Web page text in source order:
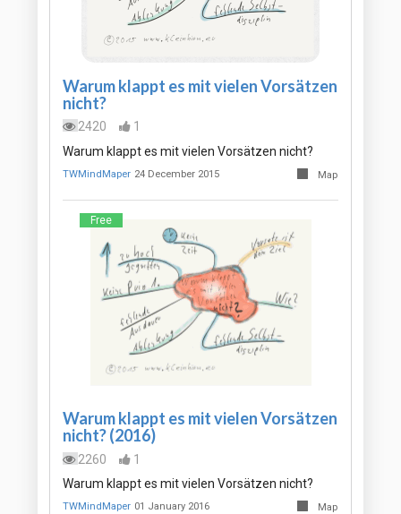
Warum klappt es mit vielen Vorsätzen
nicht?
2420
1
Warum klappt es mit vielen Vorsätzen nicht?
TWMindMaper 24 December 2015 Map
Free
Warum klappt es mit vielen Vorsätzen
nicht? (2016)
2260
1
Warum klappt es mit vielen Vorsätzen nicht?
TWMindMaper 01 January 2016 Map